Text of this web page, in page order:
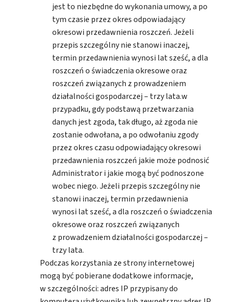
jest to niezbędne do wykonania umowy, a po
tym czasie przez okres odpowiadający
okresowi przedawnienia roszczeń. Jeżeli
przepis szczególny nie stanowi inaczej,
termin przedawnienia wynosi lat sześć, a dla
roszczeń o świadczenia okresowe oraz
roszczeń związanych z prowadzeniem
działalności gospodarczej – trzy lata.w
przypadku, gdy podstawą przetwarzania
danych jest zgoda, tak długo, aż zgoda nie
zostanie odwołana, a po odwołaniu zgody
przez okres czasu odpowiadający okresowi
przedawnienia roszczeń jakie może podnosić
Administrator i jakie mogą być podnoszone
wobec niego. Jeżeli przepis szczególny nie
stanowi inaczej, termin przedawnienia
wynosi lat sześć, a dla roszczeń o świadczenia
okresowe oraz roszczeń związanych
z prowadzeniem działalności gospodarczej –
trzy lata.
Podczas korzystania ze strony internetowej
mogą być pobierane dodatkowe informacje,
w szczególności: adres IP przypisany do